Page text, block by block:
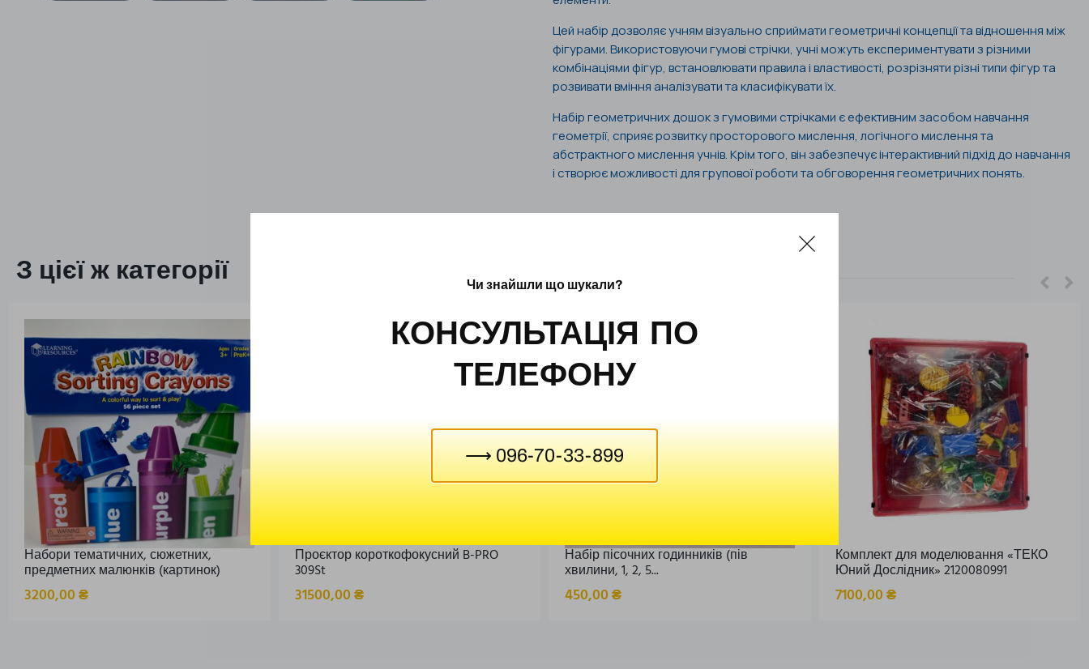
Цей набір дозволяє учням візуально сприймати геометричні концепції та відношення між
фігурами. Використовуючи гумові стрічки, учні можуть експериментувати з різними
комбінаціями фігур, встановлювати правила і властивості, розрізняти різні типи фігур та
розвивати вміння аналізувати та класифікувати їх.
Набір геометричних дошок з гумовими стрічками є ефективним засобом навчання
геометрії, сприяє розвитку просторового мислення, логічного мислення та
абстрактного мислення учнів. Крім того, він забезпечує інтерактивний підхід до навчання
і створює можливості для групової роботи та обговорення геометричних понять.
З цієї ж категорії
Набори тематичних, сюжетних,
предметних малюнків (картинок)
3200,00₴
Проєктор короткофокусний B-PRO
309St
31500,00₴
Набір пісочних годинників (пів
хвилини, 1, 2, 5...
450,00₴
Комплект для моделювання «ТЕКО
Юний Дослідник» 2120080991
7100,00₴
Чи знайшли що шукали?
КОНСУЛЬТАЦІЯ ПО
ТЕЛЕФОНУ
⟶ 096-70-33-899